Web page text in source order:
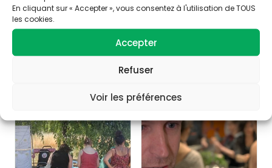
En cliquant sur « Accepter », vous consentez à l'utilisation de TOUS
les cookies.
Accepter
Refuser
Voir les préférences
Consultez nos articles
similaires
ALIMENTATION